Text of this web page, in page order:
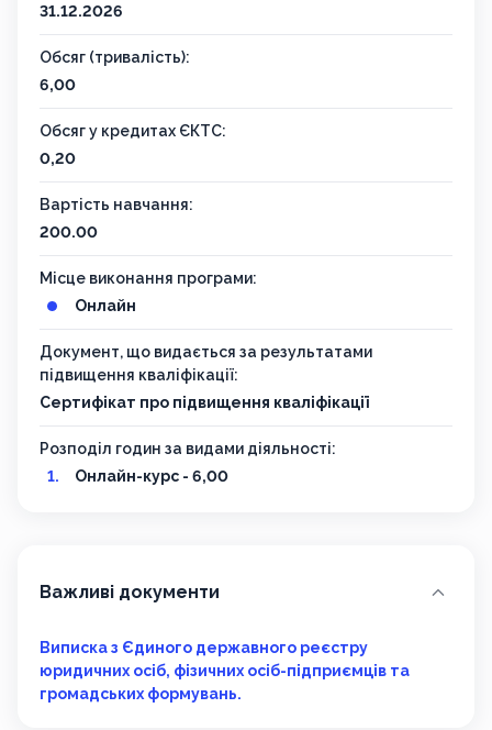
31.12.2026
Обсяг (тривалість):
6,00
Обсяг у кредитах ЄКТС:
0,20
Вартість навчання:
200.00
Місце виконання програми:
Онлайн
Документ, що видається за результатами
підвищення кваліфікації:
Сертифікат про підвищення кваліфікації
Розподіл годин за видами діяльності:
Онлайн-курс - 6,00
Важливі документи
Виписка з Єдиного державного реєстру
юридичних осіб, фізичних осіб-підприємців та
громадських формувань.